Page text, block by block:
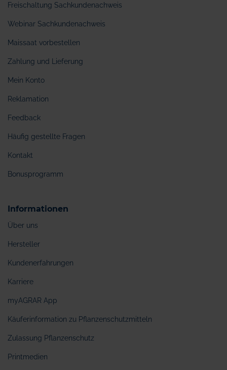
Freischaltung Sachkundenachweis
Webinar Sachkundenachweis
Maissaat vorbestellen
Zahlung und Lieferung
Mein Konto
Reklamation
Feedback
Häufig gestellte Fragen
Kontakt
Bonusprogramm
Informationen
Über uns
Hersteller
Kundenerfahrungen
Karriere
myAGRAR App
Käuferinformation zu Pflanzenschutzmitteln
Zulassung Pflanzenschutz
Printmedien